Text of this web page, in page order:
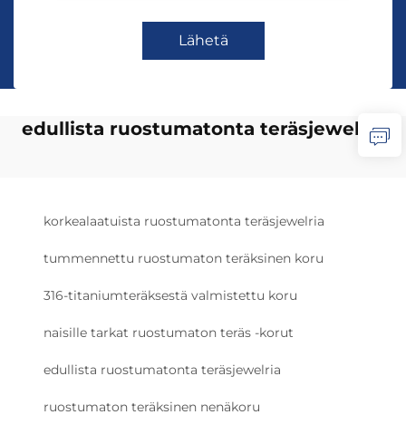
Lähetä
edullista ruostumatonta teräsjewelria
korkealaatuista ruostumatonta teräsjewelria
tummennettu ruostumaton teräksinen koru
316-titaniumteräksestä valmistettu koru
naisille tarkat ruostumaton teräs -korut
edullista ruostumatonta teräsjewelria
ruostumaton teräksinen nenäkoru